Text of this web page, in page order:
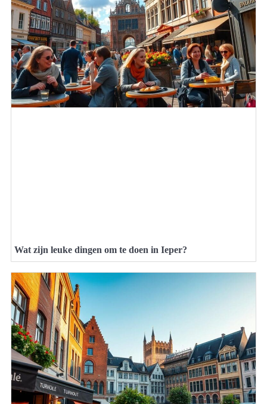
Wat zijn leuke dingen om te doen in Ieper?